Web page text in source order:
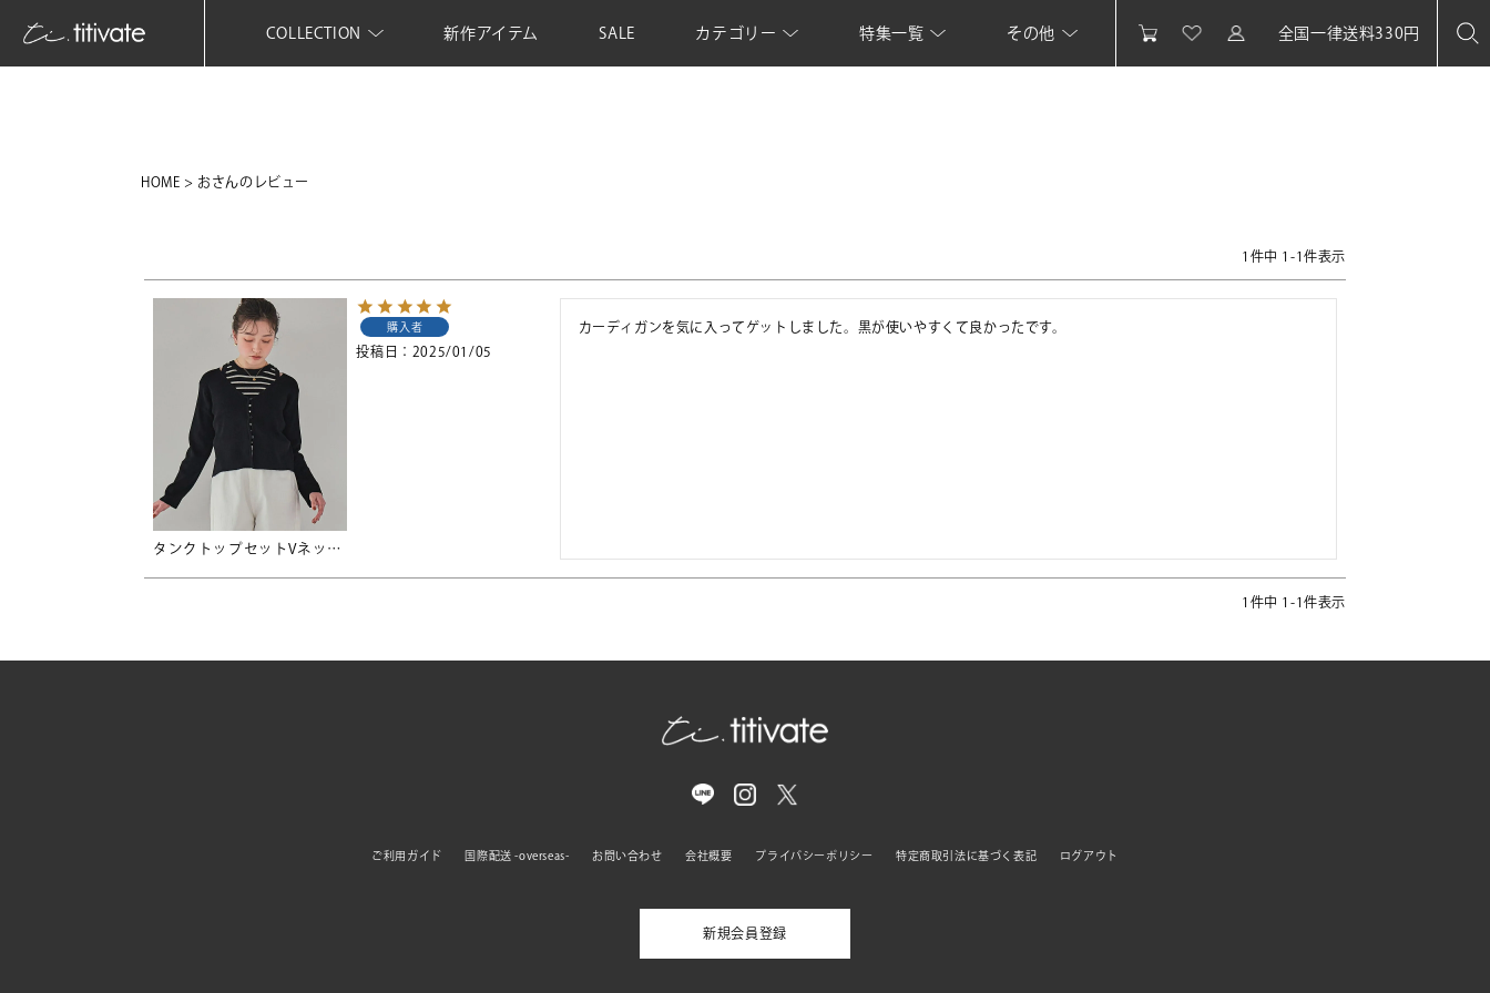
COLLECTION 新作アイテム SALE カテゴリー 特集一覧 その他 全国一律送料330円
HOME おさんのレビュー
1 件中 1 -1件表示
タンクトップセットVネックカーディガン
購入者
投稿日 2025/01/05
カーディガンを気に入ってゲットしました。黒が使いやすくて良かったです。
1 件中 1 -1件表示
ご利用ガイド 国際配送 -overseas- お問い合わせ 会社概要 プライバシーポリシー 特定商取引法に基づく表記 ログアウト
新規会員登録